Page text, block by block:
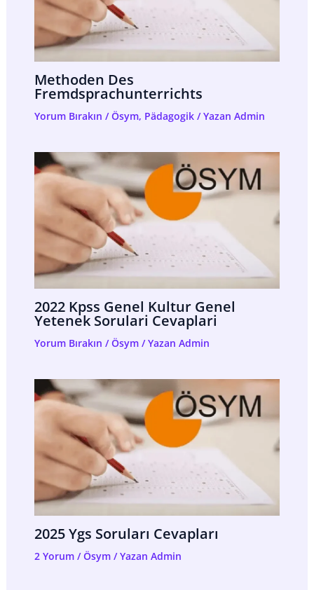
Methoden Des
Fremdsprachunterrichts
Yorum Bırakın /Ösym, Pädagogik/ Yazan Admin
2022 Kpss Genel Kultur Genel
Yetenek Sorulari Cevaplari
Yorum Bırakın /Ösym/ Yazan Admin
2025 Ygs Soruları Cevapları
2 Yorum /Ösym/ Yazan Admin